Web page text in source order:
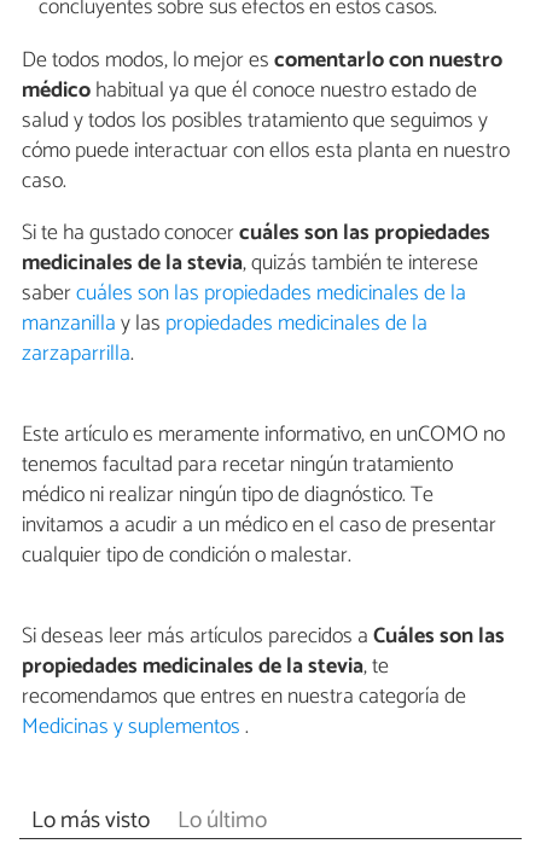
concluyentes sobre sus efectos en estos casos.
De todos modos, lo mejor escomentarlo con nuestro
médicohabitual ya que él conoce nuestro estado de
salud y todos los posibles tratamiento que seguimos y
cómo puede interactuar con ellos esta planta en nuestro
caso.
Si te ha gustado conocercuáles son las propiedades
medicinales de la stevia, quizás también te interese
sabercuáles son las propiedades medicinales de la
manzanillay las propiedades medicinales de la
zarzaparrilla.
Este artículo es meramente informativo, en unCOMO no
tenemos facultad para recetar ningún tratamiento
médico ni realizar ningún tipo de diagnóstico. Te
invitamos a acudir a un médico en el caso de presentar
cualquier tipo de condición o malestar.
Si deseas leer más artículos parecidos aCuáles son las
propiedades medicinales de la stevia, te
recomendamos que entres en nuestra categoría de
Medicinas y suplementos.
Lo más visto Lo último